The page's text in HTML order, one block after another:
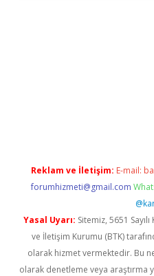
Reklam ve İletişim: E-mail:
forumhizmeti@gmail.com
Yasal Uyarı: Sitemiz, 5651
ve İletişim Kurumu (BTK)
olarak hizmet vermektedir. Bu
olarak denetleme veya araştırma